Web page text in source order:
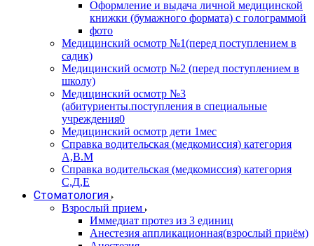
Оформление и выдача личной медицинской
книжки (бумажного формата) с голограммой
фото
Медицинский осмотр №1(перед поступлением в
садик)
Медицинский осмотр №2 (перед поступлением в
школу)
Медицинский осмотр №3
(абитуриенты.поступления в специальные
учреждения0
Медицинский осмотр дети 1мес
Справка водительская (медкомиссия) категория
А,В.М
Справка водительская (медкомиссия) категория
С,Д,Е
Стоматология
Взрослый прием
Иммедиат протез из 3 единиц
Анестезия аппликационная(взрослый приём)